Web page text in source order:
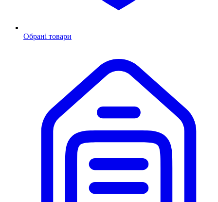
Обрані товари